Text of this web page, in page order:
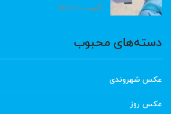
آگوست 6, 2026
دسته‌های محبوب
عکس شهروندی
عکس روز